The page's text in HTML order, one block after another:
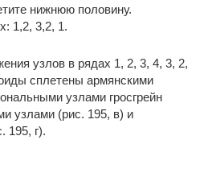
нижнюю половину.
1,2, 3,2, 1.
узлов в рядах 1, 2, 3, 4, 3, 2,
сплетены армянскими
узлами гросгрейн
узлами (рис. 195, в) и
195, г).